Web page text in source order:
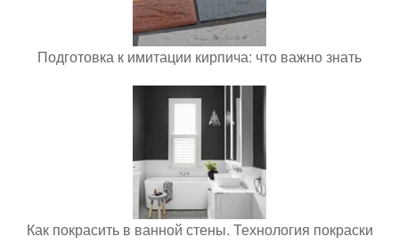
Подготовка к имитации кирпича: что важно знать
Как покрасить в ванной стены. Технология покраски